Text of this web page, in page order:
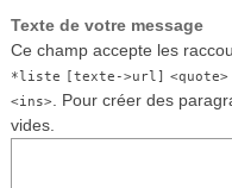
Texte de votre message
Ce champ accepte les
*liste [texte->url] <quote>
<ins>. Pour créer des
vides.